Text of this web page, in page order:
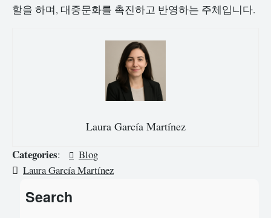
할을 하며, 대중문화를 촉진하고 반영하는 주체입니다.
Laura García Martínez
Categories:
Blog
Laura García Martínez
Search